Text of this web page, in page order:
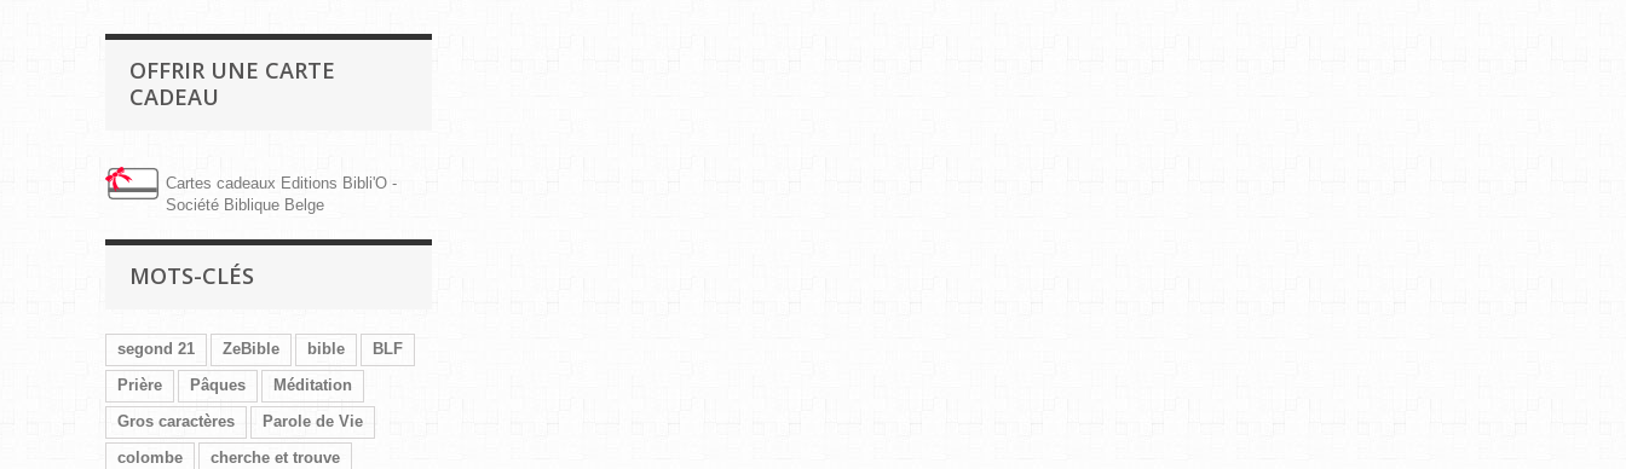
OFFRIR UNE CARTE
CADEAU
Cartes cadeaux Editions Bibli'O -
Société Biblique Belge
MOTS-CLÉS
segond 21 ZeBible bible
BLF
Prière
Pâques
Méditation
Gros caractères
Parole de Vie
colombe
cherche et trouve